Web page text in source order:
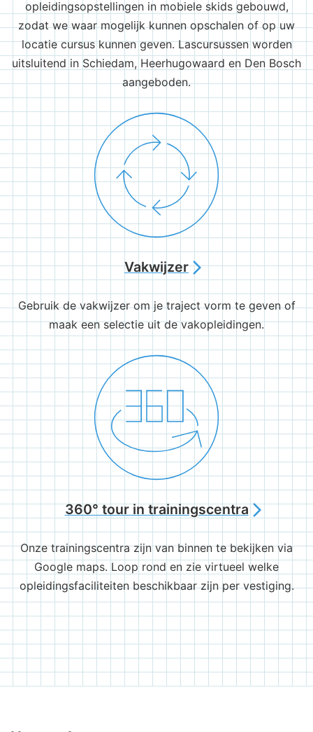
opleidingsopstellingen in mobiele skids gebouwd,
zodat we waar mogelijk kunnen opschalen of op uw
locatie cursus kunnen geven. Lascursussen worden
uitsluitend in Schiedam, Heerhugowaard en Den Bosch
aangeboden.
Vakwijzerarrow_forward_ios
Gebruik de vakwijzer om je traject vorm te geven of
maak een selectie uit de vakopleidingen.
360° tour in trainingscentra arrow_forward_ios
Onze trainingscentra zijn van binnen te bekijken via
Google maps. Loop rond en zie virtueel welke
opleidingsfaciliteiten beschikbaar zijn per vestiging.